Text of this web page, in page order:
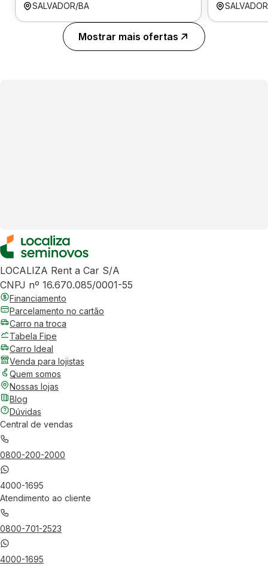
SALVADOR/BA
Mostrar mais ofertas
LOCALIZA Rent a Car S/A
CNPJ nº 16.670.085/0001-55
Financiamento
Parcelamento no cartão
Carro na troca
Tabela Fipe
Carro Ideal
Venda para lojistas
Quem somos
Nossas lojas
Blog
Dúvidas
Central de vendas
0800-200-2000
4000-1695
Atendimento ao cliente
0800-701-2523
4000-1695